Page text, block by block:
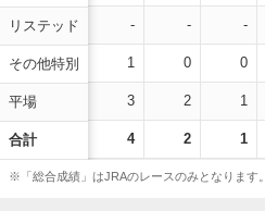
リステッド
その他特別
平場
合計
- - -
1 0 0
3 2 1
4 2 1
※「総合成績」はJRAのレースのみとなります。